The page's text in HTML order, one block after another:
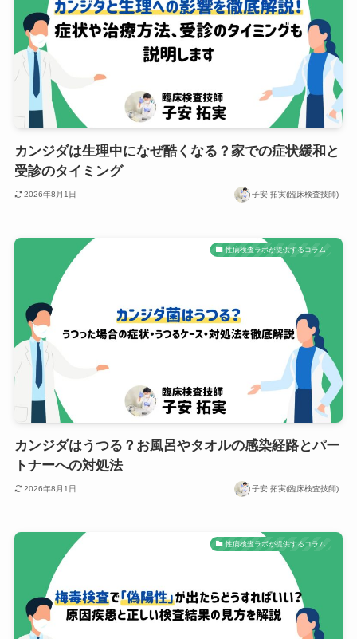
カンジダは生理中になぜ酷くなる？家での症状緩和と
受診のタイミング
2026年8月1日 子安 拓実(臨床検査技師)
性病検査ラボが提供するコラム
カンジダはうつる？お風呂やタオルの感染経路とパー
トナーへの対処法
2026年8月1日 子安 拓実(臨床検査技師)
性病検査ラボが提供するコラム